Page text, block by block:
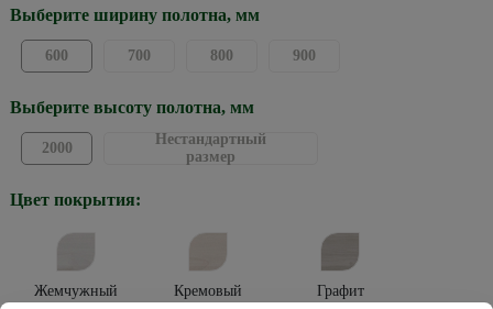
Выберите ширину полотна, мм
600 700 800 900
Выберите высоту полотна, мм
2000
Нестандартный
размер
Цвет покрытия:
Жемчужный Кремовый Графит